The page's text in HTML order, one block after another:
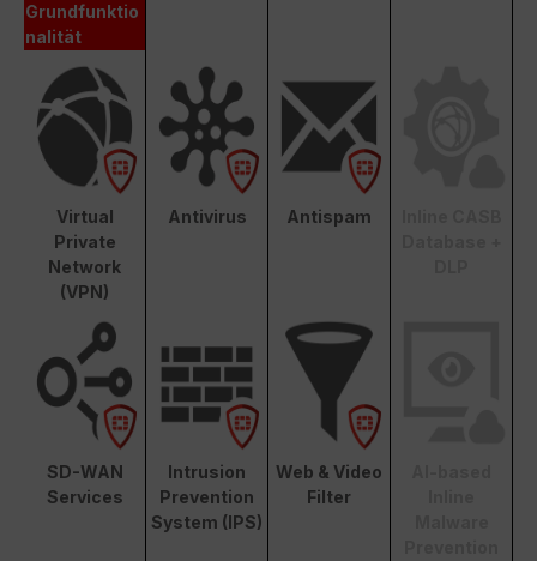
Grundfunktio
nalität
Virtual
Private
Network
(VPN)
Antivirus Antispam
SD-WAN
Services
Intrusion
Prevention
System (IPS)
Web & Video
Filter